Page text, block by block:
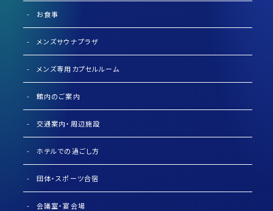
お食事
メンズサウナプラザ
メンズ専用カプセルルーム
館内のご案内
交通案内・周辺施設
ホテルでの過ごし方
団体・スポーツ合宿
会議室・宴会場